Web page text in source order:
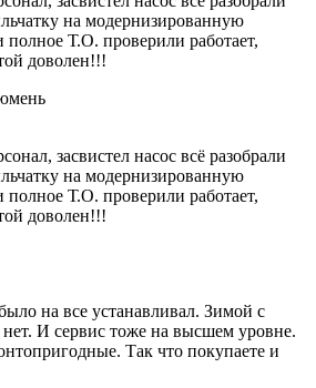
на модернизированную
Т.О. проверили работает,
доволен!!!
засвистел насос всё разобрали
на модернизированную
Т.О. проверили работает,
доволен!!!
на все устанавливал. Зимой с
И сервис тоже на высшем уровне.
Так что покупаете и